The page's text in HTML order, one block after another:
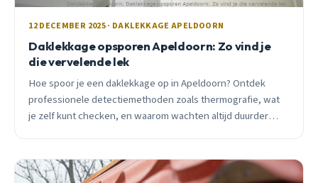
12 DECEMBER 2025 · DAKLEKKAGE APELDOORN
Daklekkage opsporen Apeldoorn: Zo vind je
die vervelende lek
Hoe spoor je een daklekkage op in Apeldoorn? Ontdek
professionele detectiemethoden zoals thermografie, wat
je zelf kunt checken, en waarom wachten altijd duurder